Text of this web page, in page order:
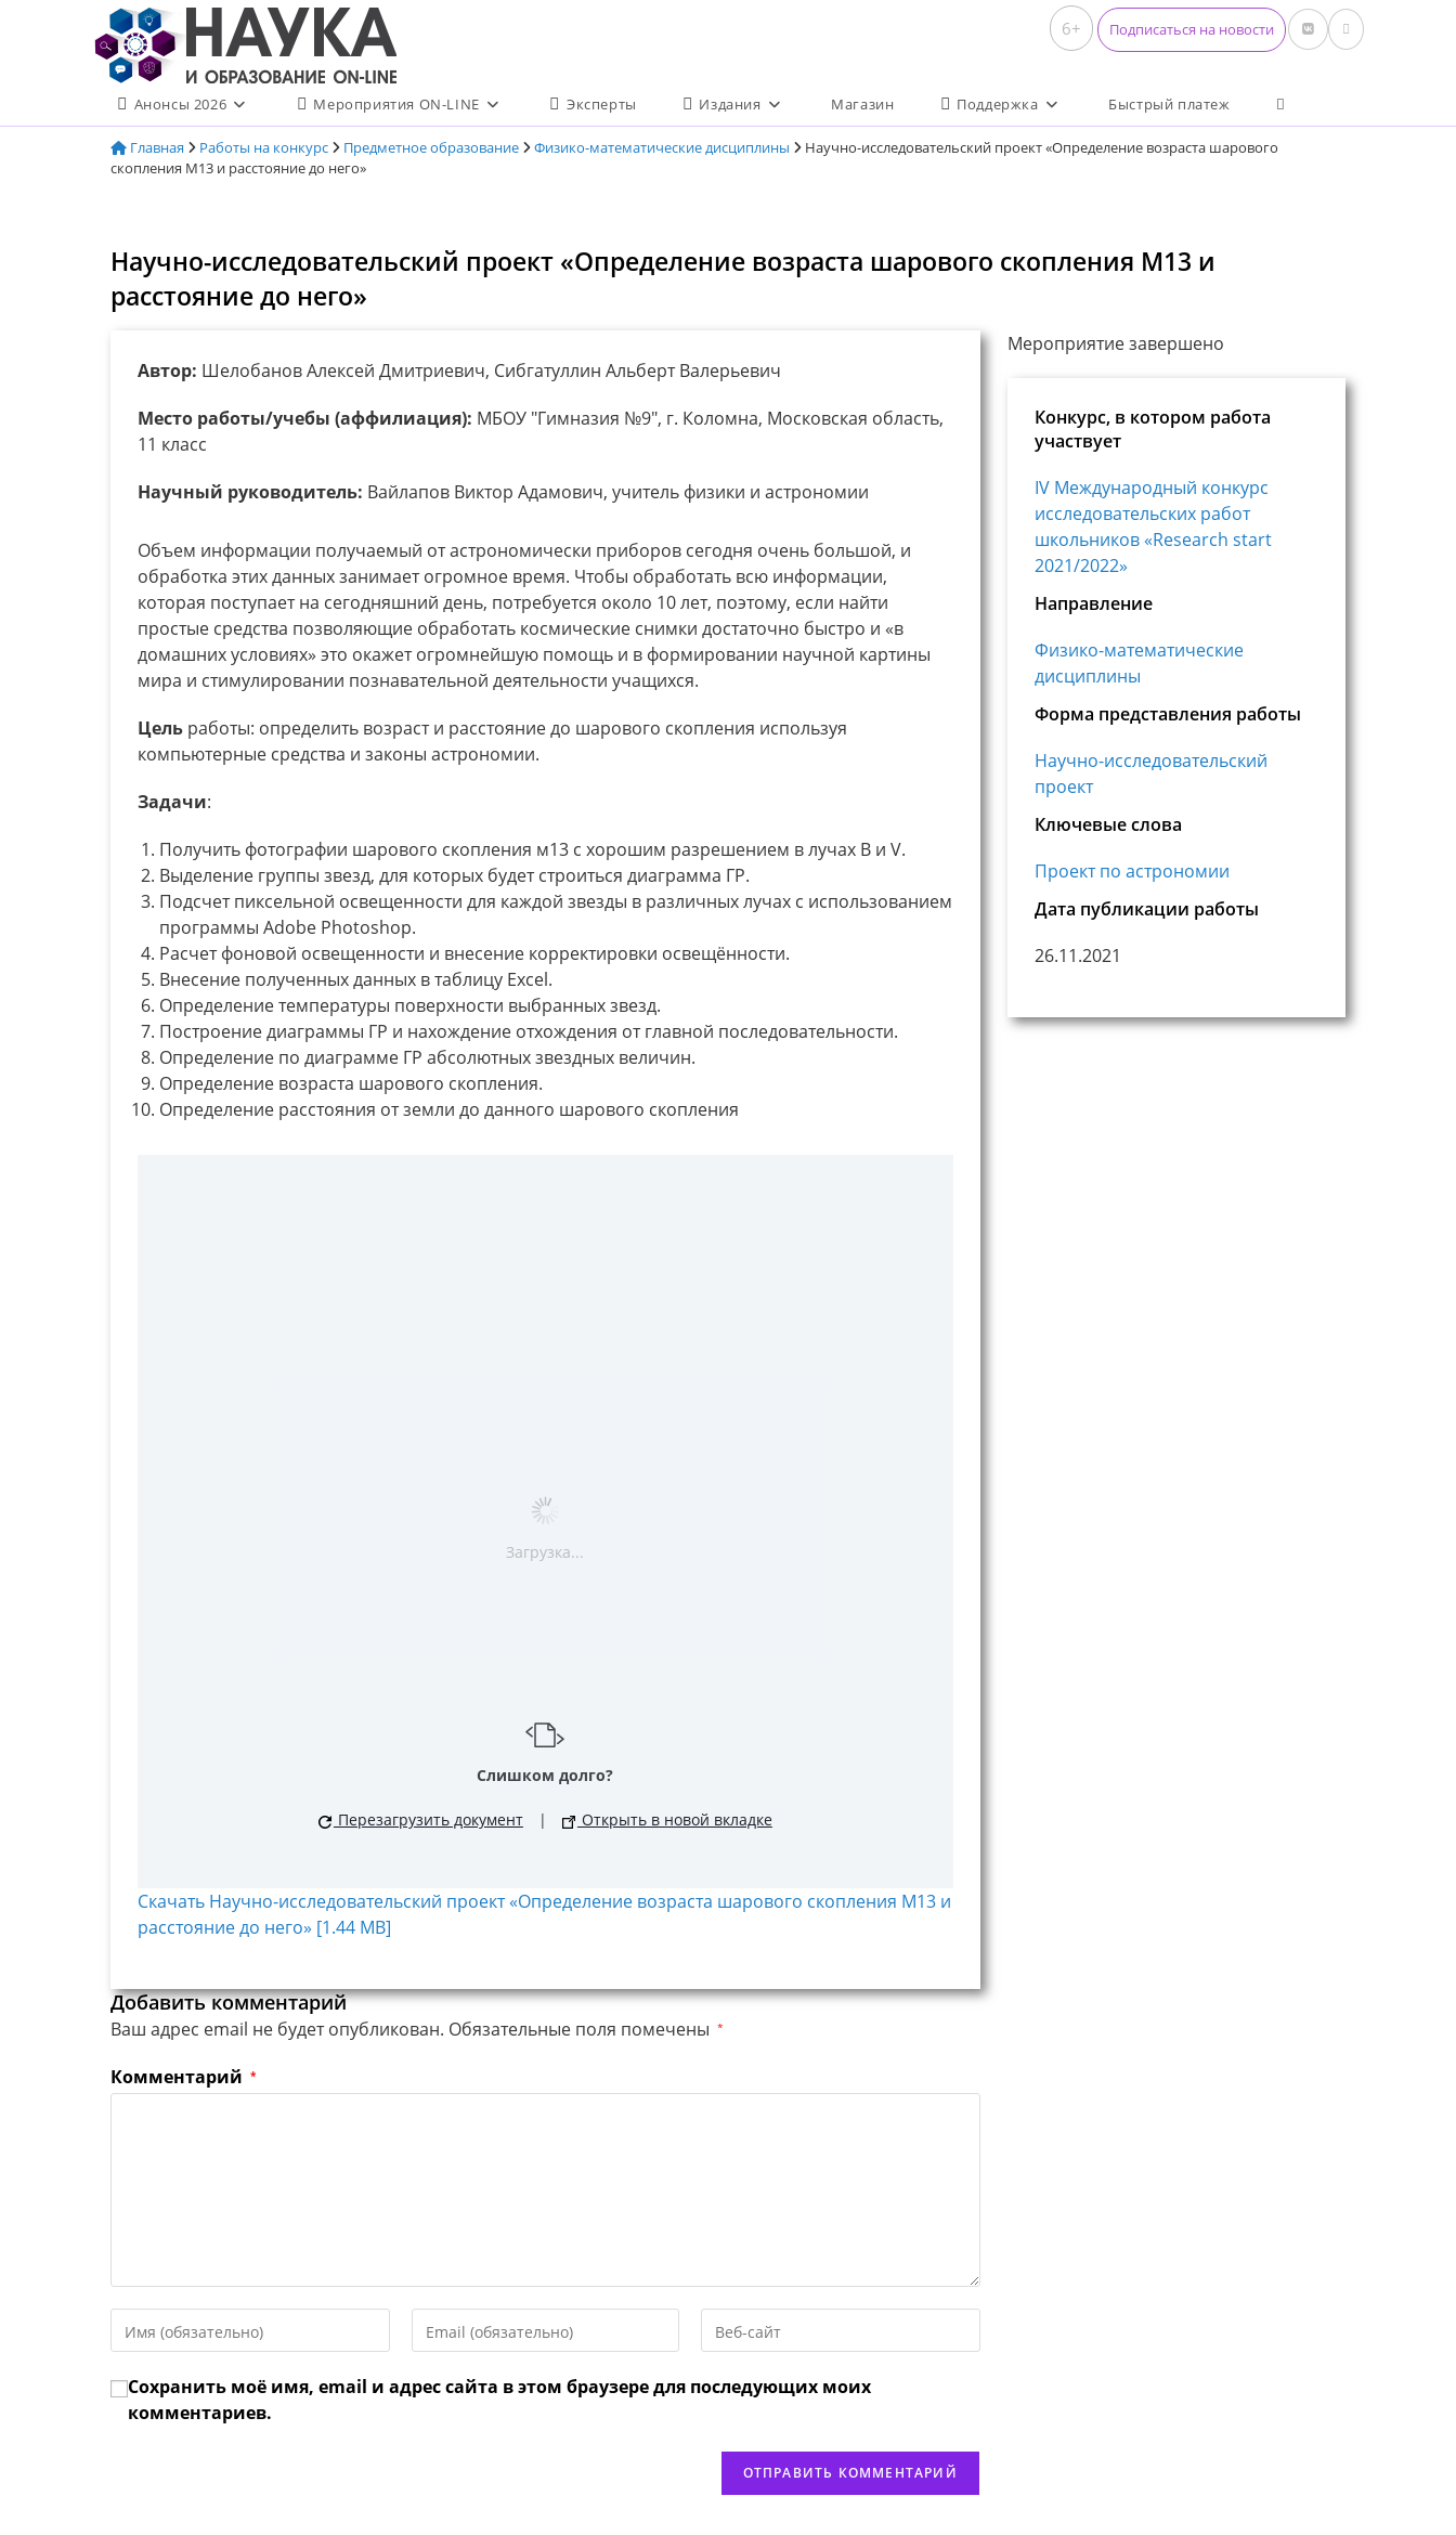
содержимому
6+ Подписаться на новости
Анонсы 2026 Мероприятия ON-LINE Эксперты Издания Магазин Поддержка Быстрый платеж Переключить поиск по
Главная Работы на конкурс Предметное образование Физико-математические дисциплины
Научно-исследовательский проект «Определение возраста шарового
скопления М13 и расстояние до него»
Научно-исследовательский проект «Определение возраста шарового скопления М13 и
расстояние до него»
Автор: Шелобанов Алексей Дмитриевич, Сибгатуллин Альберт Валерьевич
Место работы/учебы (аффилиация): МБОУ "Гимназия №9", г. Коломна, Московская область,
11 класс
Научный руководитель: Вайлапов Виктор Адамович, учитель физики и астрономии
Объем информации получаемый от астрономически приборов сегодня очень большой, и
обработка этих данных занимает огромное время. Чтобы обработать всю информации,
которая поступает на сегодняшний день, потребуется около 10 лет, поэтому, если найти
простые средства позволяющие обработать космические снимки достаточно быстро и «в
домашних условиях» это окажет огромнейшую помощь и в формировании научной картины
мира и стимулировании познавательной деятельности учащихся.
Цель работы: определить возраст и расстояние до шарового скопления используя
компьютерные средства и законы астрономии.
Задачи:
Получить фотографии шарового скопления м13 с хорошим разрешением в лучах B и V.
Выделение группы звезд, для которых будет строиться диаграмма ГР.
Подсчет пиксельной освещенности для каждой звезды в различных лучах с использованием
программы Adobe Photoshop.
Расчет фоновой освещенности и внесение корректировки освещённости.
Внесение полученных данных в таблицу Excel.
Определение температуры поверхности выбранных звезд.
Построение диаграммы ГР и нахождение отхождения от главной последовательности.
Определение по диаграмме ГР абсолютных звездных величин.
Определение возраста шарового скопления.
Определение расстояния от земли до данного шарового скопления
Загрузка...
Слишком долго?
Перезагрузить документ | Открыть в новой вкладке
Скачать Научно-исследовательский проект «Определение возраста шарового скопления М13 и
расстояние до него» [1.44 MB]
Добавить комментарий
Ваш адрес email не будет опубликован. Обязательные поля помечены *
Комментарий *
свое
или
имя
свой
адрес,
URL
веб-
Сохранить моё имя, email и адрес сайта в этом браузере для последующих моих
комментариев.
Мероприятие завершено
Конкурс, в котором работа
участвует
IV Международный конкурс
исследовательских работ
школьников «Research start
2021/2022»
Направление
Физико-математические
дисциплины
Форма представления работы
Научно-исследовательский
проект
Ключевые слова
Проект по астрономии
Дата публикации работы
26.11.2021